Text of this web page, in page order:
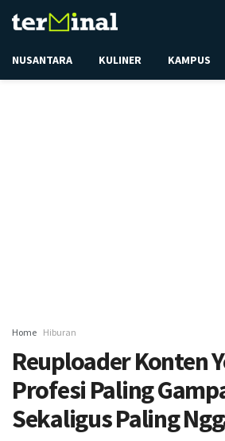
NUSANTARA KULINER KAMPUS
Home Hiburan
Reuploader Konten
Profesi Paling
Sekaligus Paling